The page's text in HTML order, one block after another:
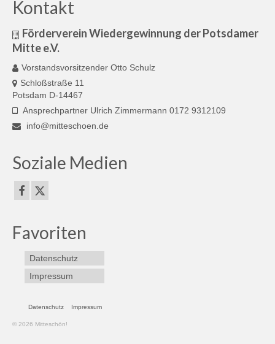
Kontakt
Förderverein Wiedergewinnung der Potsdamer
Mitte e.V.
Vorstandsvorsitzender Otto Schulz
Schloßstraße 11
Potsdam D-14467
Ansprechpartner Ulrich Zimmermann 0172 9312109
info@mitteschoen.de
Soziale Medien
Favoriten
Datenschutz
Impressum
Datenschutz Impressum
© 2026 Mitteschön!